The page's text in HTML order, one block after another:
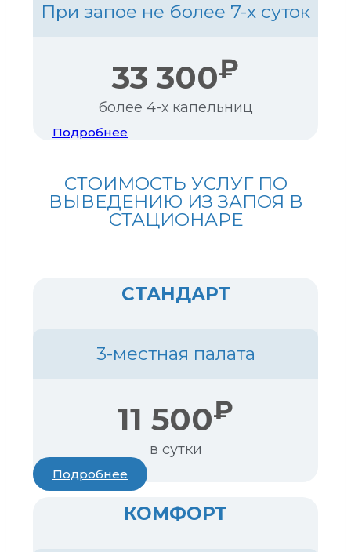
При запое не более 7-х суток
33 300₽
более 4-х капельниц
Подробнее
СТОИМОСТЬ УСЛУГ ПО
ВЫВЕДЕНИЮ ИЗ ЗАПОЯ В
СТАЦИОНАРЕ
СТАНДАРТ
3-местная палата
11 500₽
в сутки
Подробнее
КОМФОРТ